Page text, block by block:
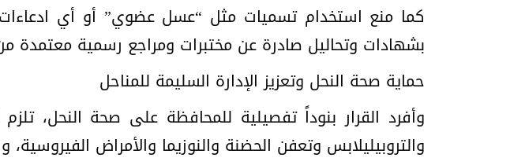
كما منع استخدام تسميات مثل “عسل عضوي” أو أي
بشهادات وتحاليل صادرة عن مختبرات ومراجع رسمية معتمدة من
حماية صحة النحل وتعزيز الإدارة السليمة للمناحل
وأفرد القرار بنوداً تفصيلية للمحافظة على صحة النحل،
والتروبيليلابس وتعفن الحضنة والنوزيما والأمراض الفيروسية،